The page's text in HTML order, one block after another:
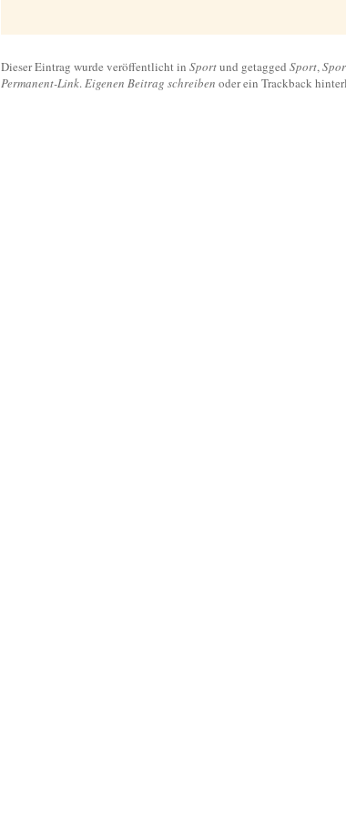
Dieser Eintrag wurde veröffentlicht in Sportund getagged Sport,
Permanent-Link.Eigenen Beitrag schreiben oder ein Trackback